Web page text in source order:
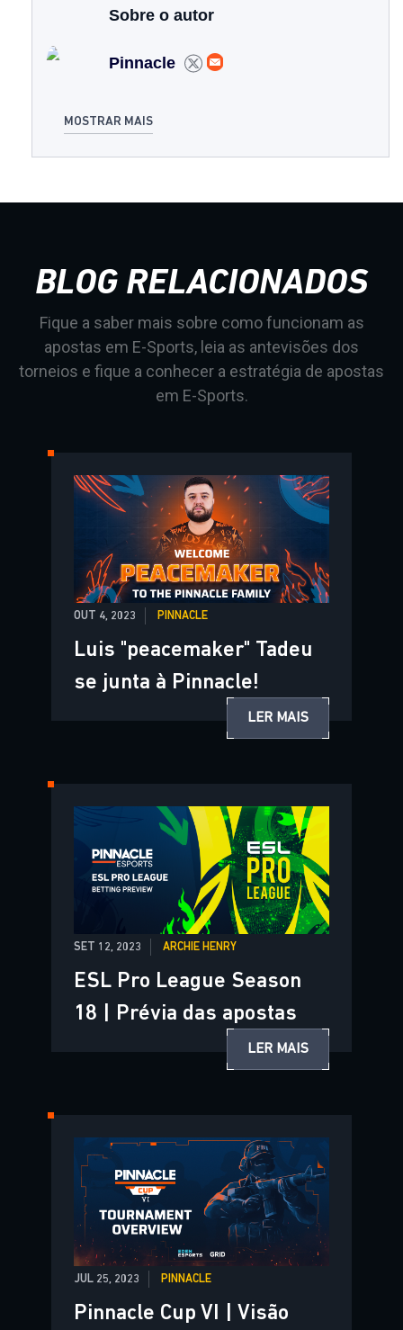
Sobre o autor
Pinnacle
MOSTRAR MAIS
BLOG RELACIONADOS
Fique a saber mais sobre como funcionam as
apostas em E-Sports, leia as antevisões dos
torneios e fique a conhecer a estratégia de apostas
em E-Sports.
OUT 4, 2023 PINNACLE
Luis "peacemaker" Tadeu
se junta à Pinnacle!
LER MAIS
SET 12, 2023 ARCHIE HENRY
ESL Pro League Season
18 | Prévia das apostas
LER MAIS
JUL 25, 2023 PINNACLE
Pinnacle Cup VI | Visão